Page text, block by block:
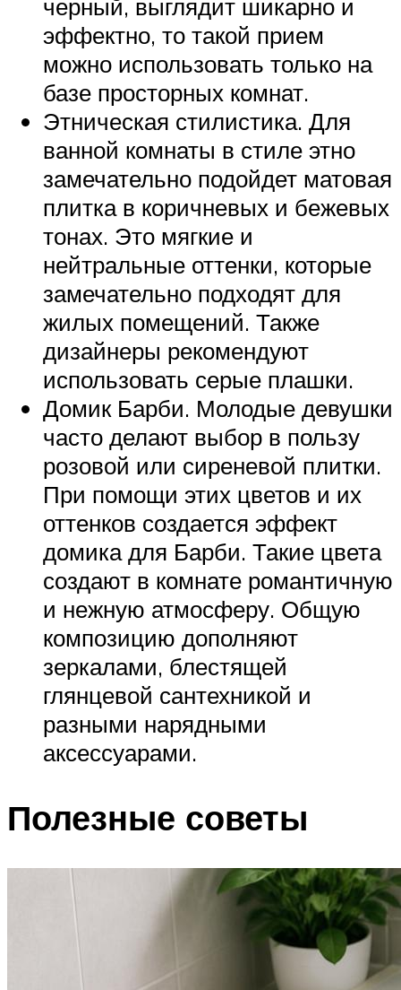
черный, выглядит шикарно и
эффектно, то такой прием
можно использовать только на
базе просторных комнат.
Этническая стилистика. Для
ванной комнаты в стиле этно
замечательно подойдет матовая
плитка в коричневых и бежевых
тонах. Это мягкие и
нейтральные оттенки, которые
замечательно подходят для
жилых помещений. Также
дизайнеры рекомендуют
использовать серые плашки.
Домик Барби. Молодые девушки
часто делают выбор в пользу
розовой или сиреневой плитки.
При помощи этих цветов и их
оттенков создается эффект
домика для Барби. Такие цвета
создают в комнате романтичную
и нежную атмосферу. Общую
композицию дополняют
зеркалами, блестящей
глянцевой сантехникой и
разными нарядными
аксессуарами.
Полезные советы